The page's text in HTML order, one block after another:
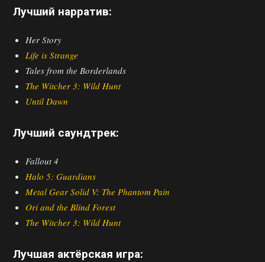
Лучший нарратив:
Her Story
Life is Strange
Tales from the Borderlands
The Witcher 3: Wild Hunt
Until Dawn
Лучший саундтрек:
Fallout 4
Halo 5: Guardians
Metal Gear Solid V: The Phantom Pain
Ori and the Blind Forest
The Witcher 3: Wild Hunt
Лучшая актёрская игра: